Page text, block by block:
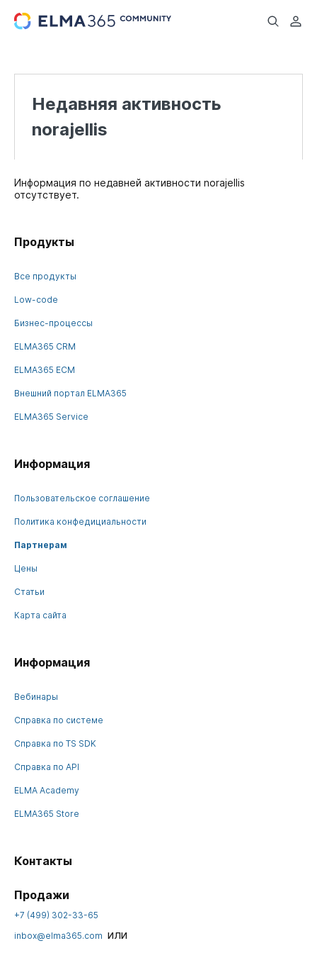
...
Недавняя активность
norajellis
Информация по недавней активности norajellis
отсутствует.
Продукты
Все продукты
Low-code
Бизнес-процессы
ELMA365 CRM
ELMA365 ECM
Внешний портал ELMA365
ELMA365 Service
Информация
Пользовательское соглашение
Политика конфедициальности
Партнерам
Цены
Статьи
Карта сайта
Информация
Вебинары
Справка по системе
Справка по TS SDK
Справка по API
ELMA Academy
ELMA365 Store
Контакты
Продажи
+7 (499) 302-33-65
inbox@elma365.com или